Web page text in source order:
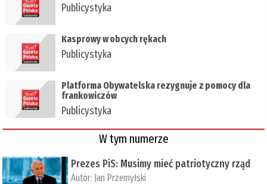
Publicystyka
Kasprowy w obcych rękach
Publicystyka
Platforma Obywatelska rezygnuje z pomocy dla
frankowiczów
Publicystyka
W tym numerze
Prezes PiS: Musimy mieć patriotyczny rząd
Autor: Jan Przemyłski